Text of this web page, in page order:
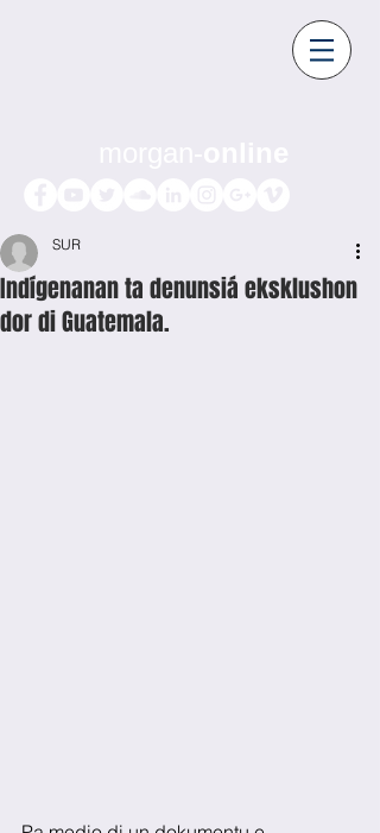
Indígenanan ta denunsiá eksklushon
dor di Guatemala.
SUR